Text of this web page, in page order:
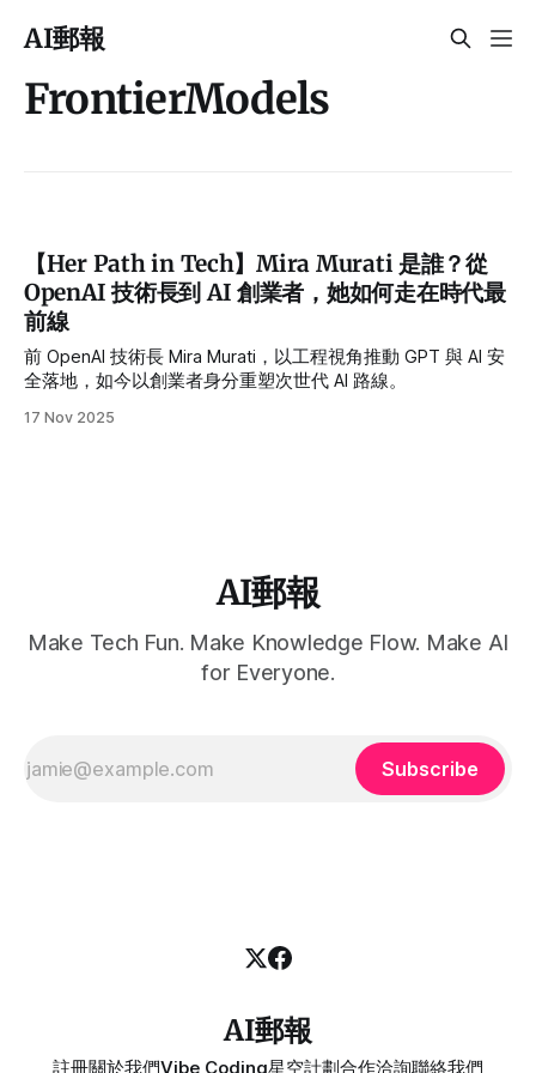
AI郵報
FrontierModels
【Her Path in Tech】Mira Murati 是誰？從
OpenAI 技術長到 AI 創業者，她如何走在時代最
前線
前 OpenAI 技術長 Mira Murati，以工程視角推動 GPT 與 AI 安
全落地，如今以創業者身分重塑次世代 AI 路線。
17 Nov 2025
AI郵報
Make Tech Fun. Make Knowledge Flow. Make AI
for Everyone.
Subscribe
AI郵報
註冊關於我們Vibe Coding星空計劃合作洽詢聯絡我們